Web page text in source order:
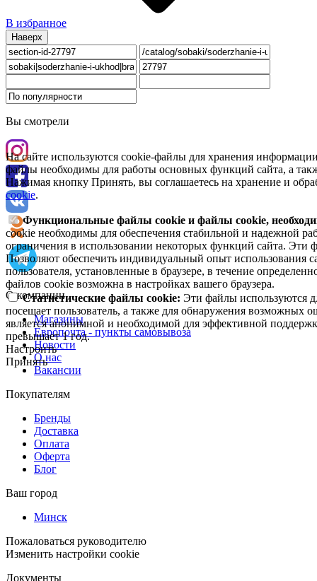
В избранное
Наверх
Вы смотрели
На сайте используются cookie-файлы для хранения
файлы необходимы для работы основных функций сайта, а
Нажимая кнопку Принять, вы соглашаетесь на хранение и
cookie.
Функциональные файлы cookie и файлы cookie,
cookie необходимы для обеспечения стабильной и надежной
ограничения в использовании некоторых функций сайта. Эти
Позволяют обеспечить индивидуальный опыт использования
пользователя, установленные в браузере, в течение
файлов cookie возможна в настройках вашего браузера.
Статистические файлы cookie: Эти файлы используются
посещает пользователь, а также для обнаружения возможных
является анонимной и необходимой для эффективной
превышает 1 год.
Настроить
Принять
О компании
Магазины
Европочта - пункты самовывоза
Новости
О нас
Вакансии
Покупателям
Бренды
Доставка
Оплата
Оферта
Блог
Ваш город
Минск
Пожаловаться руководителю
Изменить настройки cookie
Документы